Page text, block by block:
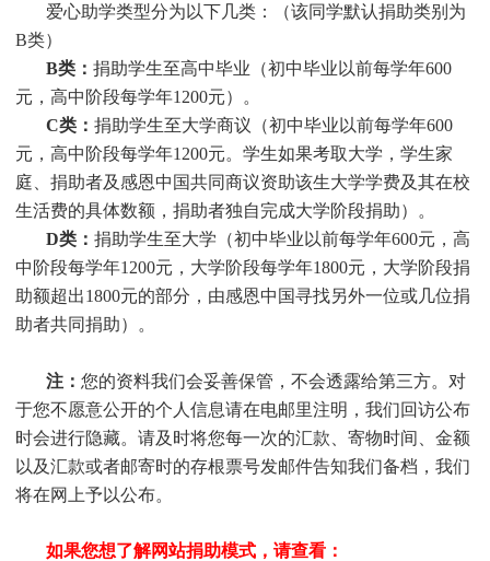
爱心助学类型分为以下几类：（该同学默认捐助类别为
B类）
B类： 捐助学生至高中毕业（初中毕业以前每学年600
元，高中阶段每学年1200元）。
C类： 捐助学生至大学商议（初中毕业以前每学年600
元，高中阶段每学年1200元。 学生如果考取大学， 学生家
庭、捐助者及感恩中国共同商议资助该生大学学费及其在校
生活费的具体数额，捐助者独自完成大学阶段捐助）。
D类： 捐助学生至大学（初中毕业以前每学年600元，高
中阶段每学年1200元，大学阶段每学年1800元，大学阶段捐
助额超出1800元的部分，由感恩中国寻找另外一位或几位捐
助者共同捐助）。
注： 您的资料我们会妥善保管，不会透露给第三方。对
于您不愿意公开的个人信息请在电邮里注明，我们回访公布
时会进行隐藏。请及时将您每一次的汇款、寄物时间、金额
以及汇款或者邮寄时的存根票号发邮件告知我们备档，我们
将在网上予以公布。
如果您想了解网站捐助模式，请查看：